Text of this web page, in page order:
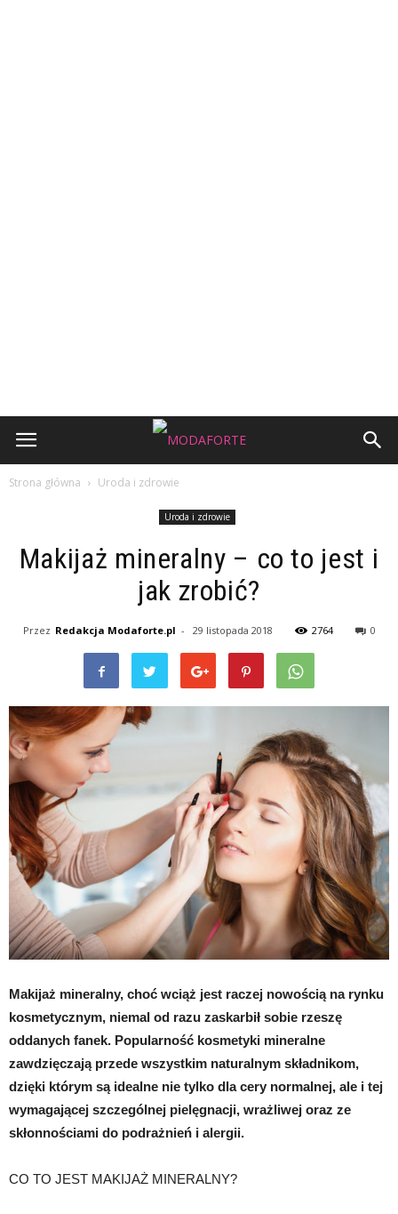
Strona główna Uroda i zdrowie
Uroda i zdrowie
Makijaż mineralny – co to jest i
jak zrobić?
Przez Redakcja Modaforte.pl - 29 listopada 2018 2764 0
Makijaż mineralny, choć wciąż jest raczej nowością na rynku
kosmetycznym, niemal od razu zaskarbił sobie rzeszę
oddanych fanek. Popularność kosmetyki mineralne
zawdzięczają przede wszystkim naturalnym składnikom,
dzięki którym są idealne nie tylko dla cery normalnej, ale i tej
wymagającej szczególnej pielęgnacji, wrażliwej oraz ze
skłonnościami do podrażnień i alergii.
CO TO JEST MAKIJAŻ MINERALNY?